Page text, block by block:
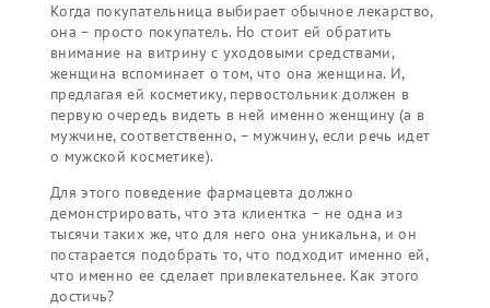
Когда покупательница выбирает обычное лекарство,
она – просто покупатель. Но стоит ей обратить
внимание на витрину с уходовыми средствами,
женщина вспоминает о том, что она женщина. И,
предлагая ей косметику, первостольник должен в
первую очередь видеть в ней именно женщину (а в
мужчине, соответственно, – мужчину, если речь идет
о мужской косметике).
Для этого поведение фармацевта должно
демонстрировать, что эта клиентка – не одна из
тысячи таких же, что для него она уникальна, и он
постарается подобрать то, что подходит именно ей,
что именно ее сделает привлекательнее. Как этого
достичь?